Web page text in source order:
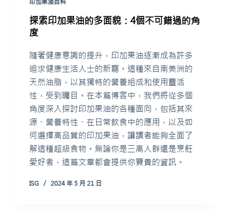
印加果油百科
探索印加果油的多面貌：4個不可錯過的角
度
隨著健康意識的提升，印加果油逐漸成為許多
追求健康生活人士的新寵。這種來自南美洲的
天然油脂，以其獨特的營養組成和使用靈活
性，受到矚目。在本篇博客中，我們將從多個
角度深入探討印加果油的各種面向，包括其來
源、營養特性、在日常飲食中的應用，以及如
何選擇高品質的印加果油，讓讀者能夠全面了
解這種超級食物。無論你是三高人群還是烹飪
愛好者，這篇文章都會提供你寶貴的資訊。
ISG 2024 年 5 月 21 日